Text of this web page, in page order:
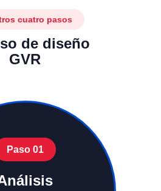
cuatro pasos
de diseño
GVR
Paso 01